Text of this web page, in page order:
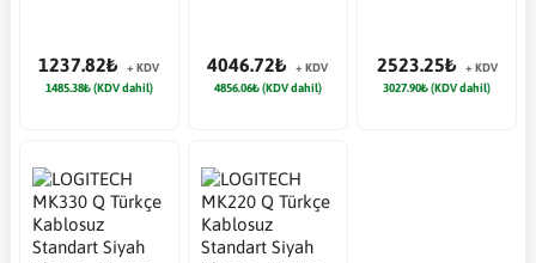
1237.82₺
+ KDV
1485.38₺ (KDV dahil)
4046.72₺
+ KDV
4856.06₺ (KDV dahil)
2523.25₺
+ KDV
3027.90₺ (KDV dahil)